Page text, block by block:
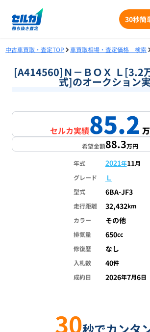
30秒簡
中古車買取・査定TOP 車買取相場・査定価格 検索
[A414560]Ｎ－ＢＯＸ Ｌ[3.2
式]のオークション
セルカ実績85.2
希望金額88.3万円
年式 2021年11月
グレード
Ｌ
型式 6BA-JF3
走行距離 32,432km
カラー
その他
排気量 650cc
修復歴
なし
入札数 40件
成約日
2026年7月6日
30